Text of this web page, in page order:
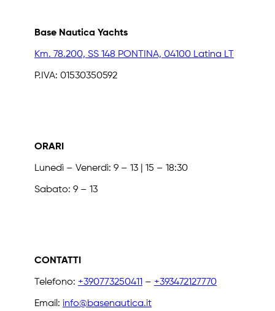
Base Nautica Yachts
Km. 78.200, SS 148 PONTINA, 04100 Latina LT
P.IVA: 01530350592
ORARI
Lunedì – Venerdì: 9 – 13 | 15 – 18:30
Sabato: 9 – 13
CONTATTI
Telefono: +390773250411 – +393472127770
Email: info@basenautica.it